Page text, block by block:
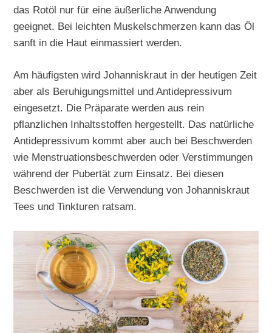
das Rotöl nur für eine äußerliche Anwendung
geeignet. Bei leichten Muskelschmerzen kann das Öl
sanft in die Haut einmassiert werden.
Am häufigsten wird Johanniskraut in der heutigen Zeit
aber als Beruhigungsmittel und Antidepressivum
eingesetzt. Die Präparate werden aus rein
pflanzlichen Inhaltsstoffen hergestellt. Das natürliche
Antidepressivum kommt aber auch bei Beschwerden
wie Menstruationsbeschwerden oder Verstimmungen
während der Pubertät zum Einsatz. Bei diesen
Beschwerden ist die Verwendung von Johanniskraut
Tees und Tinkturen ratsam.